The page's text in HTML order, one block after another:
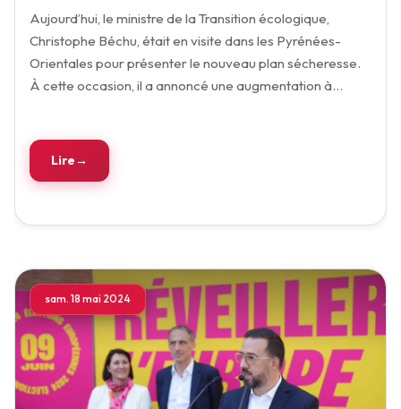
Aujourd’hui, le ministre de la Transition écologique,
Christophe Béchu, était en visite dans les Pyrénées-
Orientales pour présenter le nouveau plan sécheresse.
À cette occasion, il a annoncé une augmentation à…
Lire
sam. 18 mai 2024